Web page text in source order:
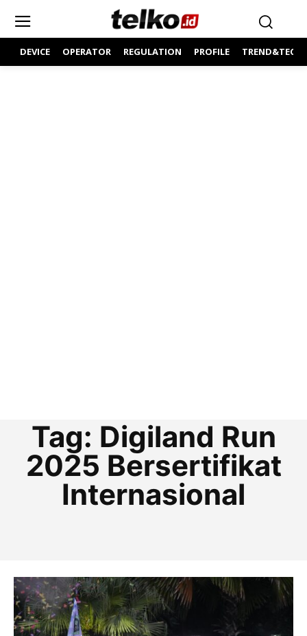
DEVICE OPERATOR REGULATION PROFILE
Tag: Digiland Run
2025 Bersertifikat
Internasional